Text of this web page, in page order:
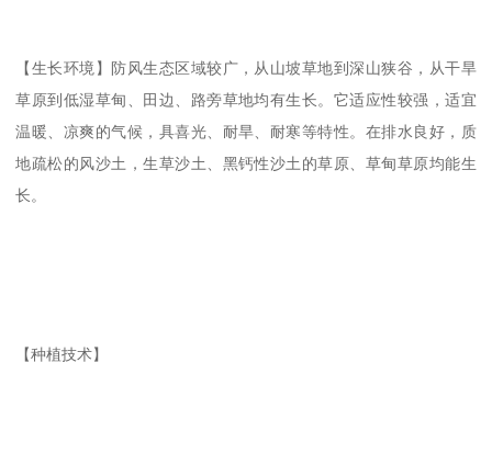
【生长环境】防风生态区域较广，从山坡草地到深山狭谷，从干旱
草原到低湿草甸、田边、路旁草地均有生长。它适应性较强，适宜
温暖、凉爽的气候，具喜光、耐旱、耐寒等特性。在排水良好，质
地疏松的风沙土，生草沙土、黑钙性沙土的草原、草甸草原均能生
长。
【种植技术】